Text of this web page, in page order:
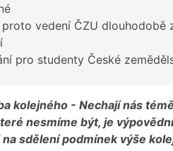
vedení ČZU dlouhodobě
pro studenty České
kolejného - Nechají nás
nesmíme být, je
sdělení podmínek výše